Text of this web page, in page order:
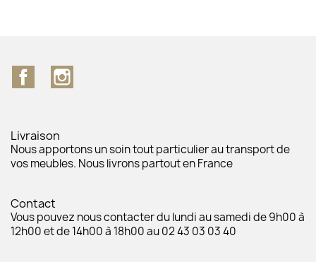
Facebook
Livraison
Nous apportons un soin tout particulier au transport de
vos meubles. Nous livrons partout en France
Contact
Vous pouvez nous contacter du lundi au samedi de 9h00 à
12h00 et de 14h00 à 18h00 au 02 43 03 03 40